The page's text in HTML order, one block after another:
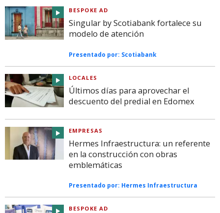
BESPOKE AD
Singular by Scotiabank fortalece su
modelo de atención
Presentado por: Scotiabank
LOCALES
Últimos días para aprovechar el
descuento del predial en Edomex
EMPRESAS
Hermes Infraestructura: un referente
en la construcción con obras
emblemáticas
Presentado por: Hermes Infraestructura
BESPOKE AD